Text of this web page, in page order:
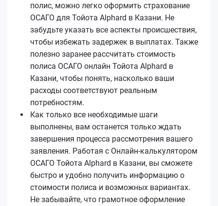
полис, можно легко оформить страхование
ОСАГО для Тойота Alphard в Казани. Не
забудьте указать все аспекты происшествия,
чтобы избежать задержек в выплатах. Также
полезно заранее рассчитать стоимость
полиса ОСАГО онлайн Тойота Alphard в
Казани, чтобы понять, насколько ваши
расходы соответствуют реальным
потребностям.
Как только все необходимые шаги
выполнены, вам останется только ждать
завершения процесса рассмотрения вашего
заявления. Работая с Онлайн-калькулятором
ОСАГО Тойота Alphard в Казани, вы сможете
быстро и удобно получить информацию о
стоимости полиса и возможных вариантах.
Не забывайте, что грамотное оформление